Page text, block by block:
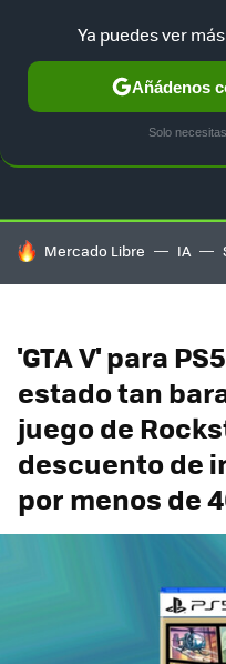
GUÍA DE
HOY SE HABLA DE
Mercado Libre IA
'GTA V' para
estado tan
juego de
descuento de
por menos de
Ya puedes ver
Añádenos
Solo